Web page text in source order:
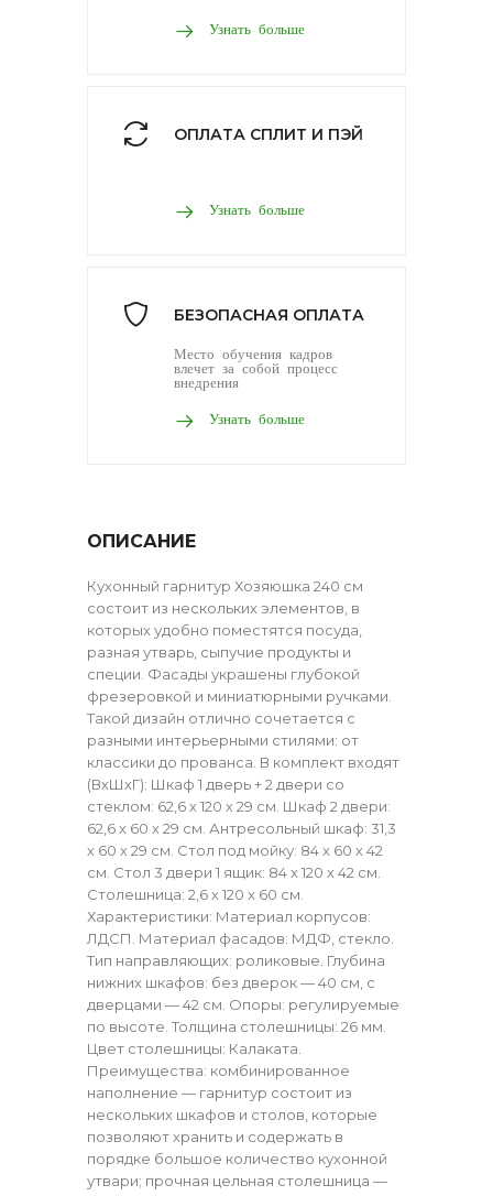
Узнать больше
ОПЛАТА СПЛИТ И ПЭЙ
Узнать больше
БЕЗОПАСНАЯ ОПЛАТА
Место обучения кадров
влечет за собой процесс
внедрения
Узнать больше
ОПИСАНИЕ
Кухонный гарнитур Хозяюшка 240 см
состоит из нескольких элементов, в
которых удобно поместятся посуда,
разная утварь, сыпучие продукты и
специи. Фасады украшены глубокой
фрезеровкой и миниатюрными ручками.
Такой дизайн отлично сочетается с
разными интерьерными стилями: от
классики до прованса. В комплект входят
(ВхШхГ): Шкаф 1 дверь + 2 двери со
стеклом: 62,6 х 120 х 29 см. Шкаф 2 двери:
62,6 х 60 х 29 см. Антресольный шкаф: 31,3
х 60 х 29 см. Стол под мойку: 84 х 60 х 42
см. Стол 3 двери 1 ящик: 84 х 120 х 42 см.
Столешница: 2,6 х 120 х 60 см.
Характеристики: Материал корпусов:
ЛДСП. Материал фасадов: МДФ, стекло.
Тип направляющих: роликовые. Глубина
нижних шкафов: без дверок — 40 см, с
дверцами — 42 см. Опоры: регулируемые
по высоте. Толщина столешницы: 26 мм.
Цвет столешницы: Калаката.
Преимущества: комбинированное
наполнение — гарнитур состоит из
нескольких шкафов и столов, которые
позволяют хранить и содержать в
порядке большое количество кухонной
утвари; прочная цельная столешница —